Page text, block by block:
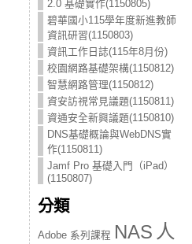
2.0 基礎實作(1150805)
碧華國小115學年度新進教師
資訊研習(1150803)
資訊工作日誌(115年8月份)
校園網路基礎架構(1150812)
智慧網路管理(1150812)
資安訪視常見議題(1150811)
資通安全新興議題(1150810)
DNS基礎概論與WebDNS實
作(1150811)
Jamf Pro 基礎入門（iPad）
(1150807)
分類
Adobe 系列課程 NAS 人